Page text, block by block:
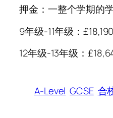
押金：一整个学期的
9年级-11年级：
12年级-13年级：
A-Level GCSE 合